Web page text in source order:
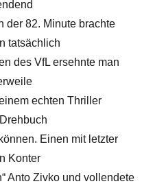
der 82. Minute brachte
tatsächlich
des VfL ersehnte man
echten Thriller
Einen mit letzter
Konter
Anto Zivko und vollendete